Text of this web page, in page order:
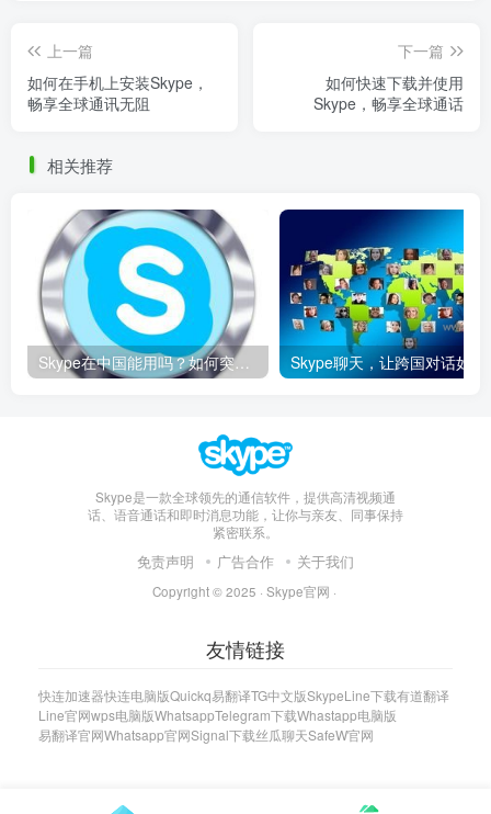
上一篇
如何在手机上安装Skype，
畅享全球通讯无阻
下一篇
如何快速下载并使用
Skype，畅享全球通话
相关推荐
Skype在中国能用吗？如何突破限制畅享全球通话
Skype是一款全球领先的通信软件，提供高清视频通
话、语音通话和即时消息功能，让你与亲友、同事保持
紧密联系。
免责声明 广告合作 关于我们
Copyright © 2025 · Skype官网 ·
友情链接
快连加速器快连电脑版Quickq易翻译TG中文版SkypeLine下载有道翻译
Line官网wps电脑版WhatsappTelegram下载Whastapp电脑版
易翻译官网Whatsapp官网Signal下载丝瓜聊天SafeW官网